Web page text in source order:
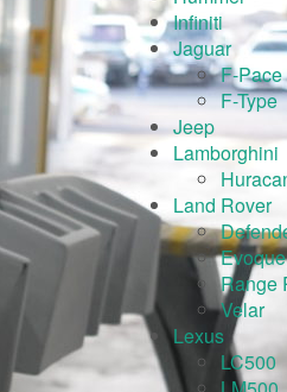
Infiniti
Jaguar
F-Pace
F-Type
Jeep
Lamborghini
Land Rover
Evoque
Range
Velar
Lexus
LC500